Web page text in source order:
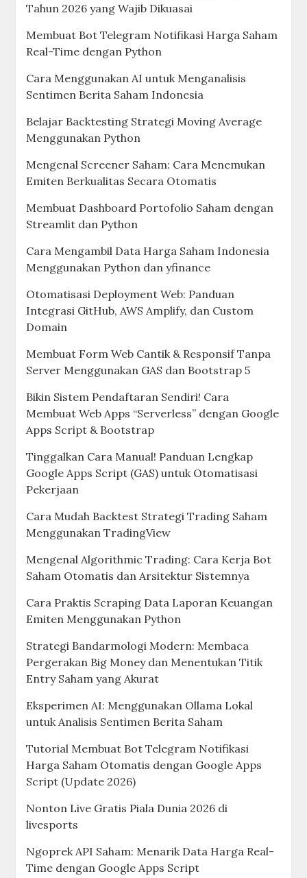
Tahun 2026 yang Wajib Dikuasai
Membuat Bot Telegram Notifikasi Harga Saham
Real-Time dengan Python
Cara Menggunakan AI untuk Menganalisis
Sentimen Berita Saham Indonesia
Belajar Backtesting Strategi Moving Average
Menggunakan Python
Mengenal Screener Saham: Cara Menemukan
Emiten Berkualitas Secara Otomatis
Membuat Dashboard Portofolio Saham dengan
Streamlit dan Python
Cara Mengambil Data Harga Saham Indonesia
Menggunakan Python dan yfinance
Otomatisasi Deployment Web: Panduan
Integrasi GitHub, AWS Amplify, dan Custom
Domain
Membuat Form Web Cantik & Responsif Tanpa
Server Menggunakan GAS dan Bootstrap 5
Bikin Sistem Pendaftaran Sendiri! Cara
Membuat Web Apps “Serverless” dengan Google
Apps Script & Bootstrap
Tinggalkan Cara Manual! Panduan Lengkap
Google Apps Script (GAS) untuk Otomatisasi
Pekerjaan
Cara Mudah Backtest Strategi Trading Saham
Menggunakan TradingView
Mengenal Algorithmic Trading: Cara Kerja Bot
Saham Otomatis dan Arsitektur Sistemnya
Cara Praktis Scraping Data Laporan Keuangan
Emiten Menggunakan Python
Strategi Bandarmologi Modern: Membaca
Pergerakan Big Money dan Menentukan Titik
Entry Saham yang Akurat
Eksperimen AI: Menggunakan Ollama Lokal
untuk Analisis Sentimen Berita Saham
Tutorial Membuat Bot Telegram Notifikasi
Harga Saham Otomatis dengan Google Apps
Script (Update 2026)
Nonton Live Gratis Piala Dunia 2026 di
livesports
Ngoprek API Saham: Menarik Data Harga Real-
Time dengan Google Apps Script